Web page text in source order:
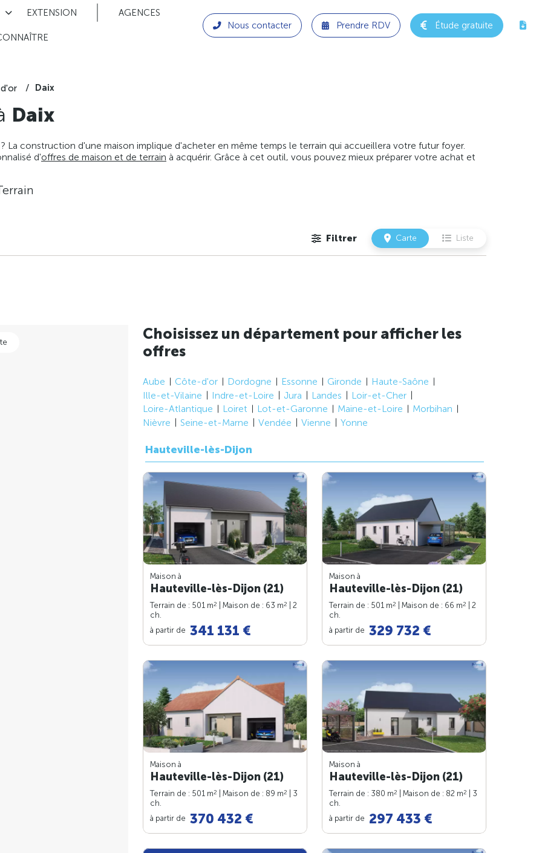
EXTENSION AGENCES
Nous contacter Prendre RDV Étude gratuite
Daix
Daix
La construction d'une maison implique d'acheter en même temps le terrain qui accueillera votre futur foyer.
d'offres de maison et de terrain à acquérir. Grâce à cet outil, vous pouvez mieux préparer votre achat et
Filtrer Carte Liste
Choisissez un département pour afficher les
offres
Aube Côte-d'or Dordogne Essonne Gironde
Haute-Saône
Ille-et-Vilaine
Indre-et-Loire Jura Landes
Loir-et-Cher
Loire-Atlantique
Loiret Lot-et-Garonne Maine-et-Loire
Morbihan
Nièvre
Seine-et-Marne Vendée Vienne Yonne
Hauteville-lès-Dijon
Maison à
Hauteville-lès-Dijon (21)
Terrain de : 501 m2 | Maison de : 63 m2
| 2
ch.
à partir de 341 131 €
Maison à
Hauteville-lès-Dijon (21)
Terrain de : 501 m2 | Maison de : 66 m2
| 2
ch.
à partir de 329 732 €
Maison à
Hauteville-lès-Dijon (21)
Terrain de : 501 m2 | Maison de : 89 m2
| 3
ch.
à partir de 370 432 €
Maison à
Hauteville-lès-Dijon (21)
Terrain de : 380 m2 | Maison de : 82 m2
| 3
ch.
à partir de 297 433 €